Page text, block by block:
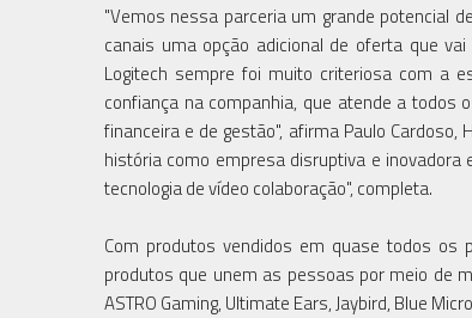
"Vemos nessa parceria um grande potencial
canais uma opção adicional de oferta que
Logitech sempre foi muito criteriosa com a
confiança na companhia, que atende a todos
financeira e de gestão", afirma Paulo
história como empresa disruptiva e
tecnologia de vídeo colaboração", completa.
Com produtos vendidos em quase todos
produtos que unem as pessoas por meio de
ASTRO Gaming, Ultimate Ears, Jaybird, Blue